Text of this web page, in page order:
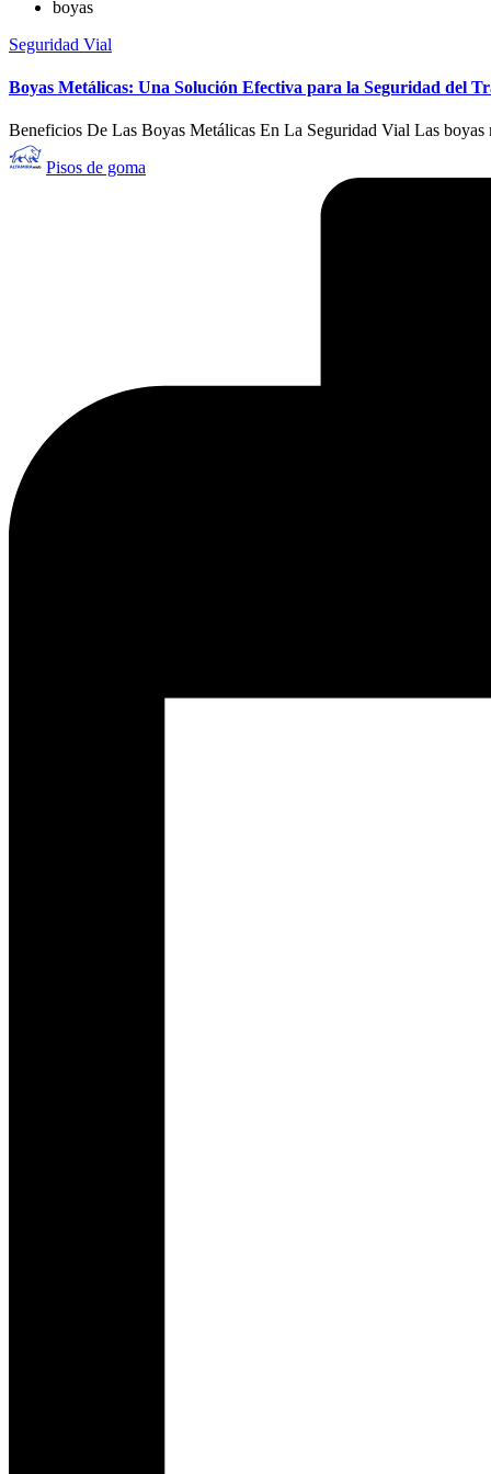
boyas
Publicado
Seguridad Vial
Boyas Metálicas: Una Solución Efectiva para la Seguridad del
Beneficios De Las Boyas Metálicas En La Seguridad Vial Las
Publicado
por
Pisos de goma